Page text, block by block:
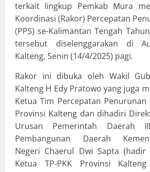
terkait lingkup Pemkab Mura
Koordinasi (Rakor) Percepatan
(PPS) se-Kalimantan Tengah
tersebut diselenggarakan di
Kalteng, Senin (14/4/2025) pagi.
Rakor ini dibuka oleh Wakil
Kalteng H Edy Pratowo yang juga
Ketua Tim Percepatan Penurunan
Provinsi Kalteng dan dihadiri
Urusan Pemerintah Daerah
Pembangunan Daerah
Negeri Chaerul Dwi Sapta (hadir
Ketua TP-PKK Provinsi